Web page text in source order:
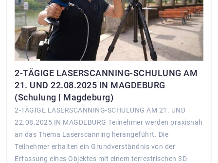
2-TÄGIGE LASERSCANNING-SCHULUNG AM
21. UND 22.08.2025 IN MAGDEBURG
(Schulung | Magdeburg)
2-TÄGIGE LASERSCANNING-SCHULUNG AM 21. UND
22.08.2025 IN MAGDEBURG Teilnehmer werden praxisnah
an das Thema Laserscanning herangeführt. Die
Teilnehmer erhalten ein Grundverständnis von der
Erfassung eines Objektes mit einem terrestrischen 3D-